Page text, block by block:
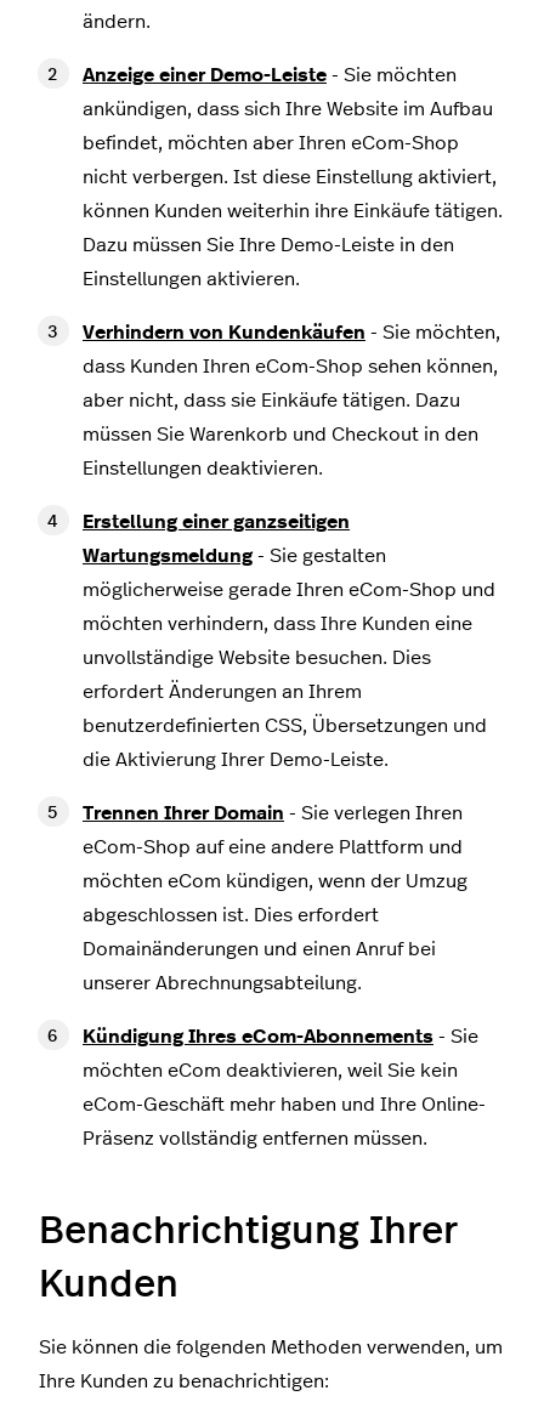
ändern.
Anzeige einer Demo-Leiste - Sie möchten
ankündigen, dass sich Ihre Website im Aufbau
befindet, möchten aber Ihren eCom-Shop
nicht verbergen. Ist diese Einstellung aktiviert,
können Kunden weiterhin ihre Einkäufe tätigen.
Dazu müssen Sie Ihre Demo-Leiste in den
Einstellungen aktivieren.
Verhindern von Kundenkäufen - Sie möchten,
dass Kunden Ihren eCom-Shop sehen können,
aber nicht, dass sie Einkäufe tätigen. Dazu
müssen Sie Warenkorb und Checkout in den
Einstellungen deaktivieren.
Erstellung einer ganzseitigen
Wartungsmeldung- Sie gestalten
möglicherweise gerade Ihren eCom-Shop und
möchten verhindern, dass Ihre Kunden eine
unvollständige Website besuchen. Dies
erfordert Änderungen an Ihrem
benutzerdefinierten CSS, Übersetzungen und
die Aktivierung Ihrer Demo-Leiste.
Trennen Ihrer Domain - Sie verlegen Ihren
eCom-Shop auf eine andere Plattform und
möchten eCom kündigen, wenn der Umzug
abgeschlossen ist. Dies erfordert
Domainänderungen und einen Anruf bei
unserer Abrechnungsabteilung.
Kündigung Ihres eCom-Abonnements - Sie
möchten eCom deaktivieren, weil Sie kein
eCom-Geschäft mehr haben und Ihre Online-
Präsenz vollständig entfernen müssen.
Benachrichtigung Ihrer
Kunden
Sie können die folgenden Methoden verwenden, um
Ihre Kunden zu benachrichtigen: